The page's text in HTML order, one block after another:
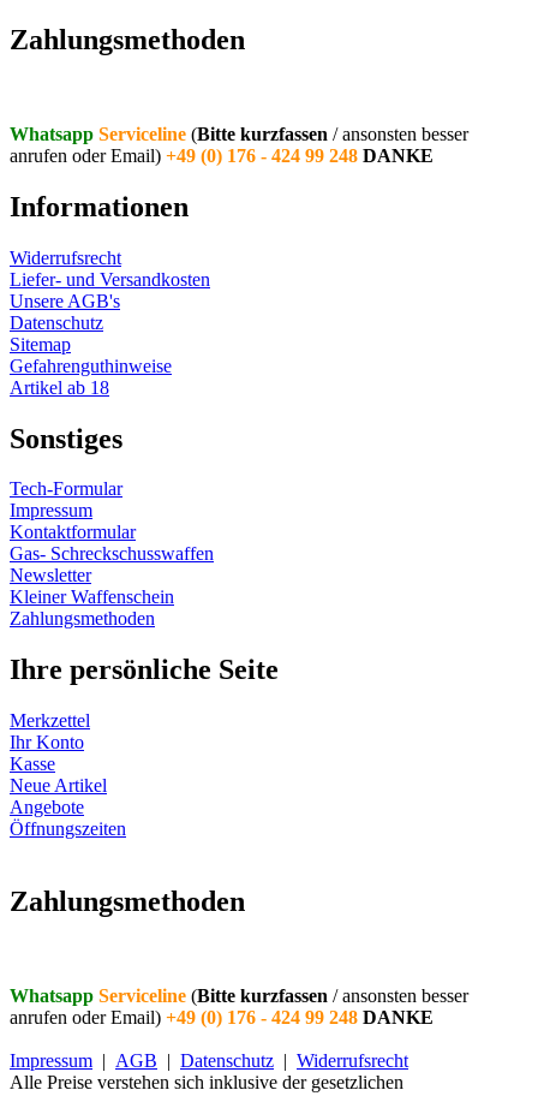
Zahlungsmethoden
Whatsapp Serviceline (Bitte kurzfassen / ansonsten besser
anrufen oder Email) +49 (0) 176 - 424 99 248 DANKE
Informationen
Widerrufsrecht
Liefer- und Versandkosten
Unsere AGB's
Datenschutz
Sitemap
Gefahrenguthinweise
Artikel ab 18
Sonstiges
Tech-Formular
Impressum
Kontaktformular
Gas- Schreckschusswaffen
Newsletter
Kleiner Waffenschein
Zahlungsmethoden
Ihre persönliche Seite
Merkzettel
Ihr Konto
Kasse
Neue Artikel
Angebote
Öffnungszeiten
Zahlungsmethoden
Whatsapp Serviceline (Bitte kurzfassen / ansonsten besser
anrufen oder Email) +49 (0) 176 - 424 99 248 DANKE
Impressum | AGB | Datenschutz | Widerrufsrecht
Alle Preise verstehen sich inklusive der gesetzlichen